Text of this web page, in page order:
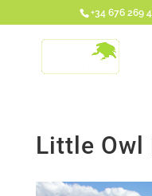
+34 676 269
Little Owl